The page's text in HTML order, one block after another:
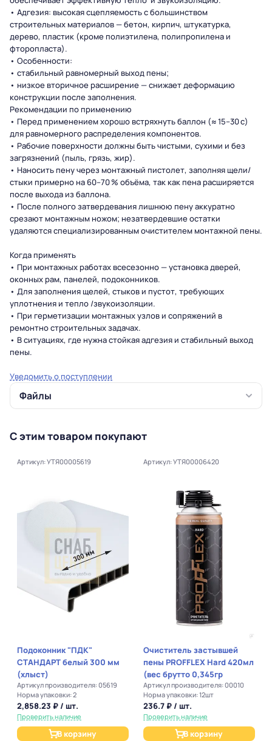
• Адгезия: высокая сцепляемость с большинством
строительных материалов — бетон, кирпич, штукатурка,
дерево, пластик (кроме полиэтилена, полипропилена и
фторопласта).
• Особенности:
• стабильный равномерный выход пены;
• низкое вторичное расширение — снижает деформацию
конструкции после заполнения.
Рекомендации по применению
• Перед применением хорошо встряхнуть баллон (≈ 15–30 с)
для равномерного распределения компонентов.
• Рабочие поверхности должны быть чистыми, сухими и без
загрязнений (пыль, грязь, жир).
• Наносить пену через монтажный пистолет, заполняя щели/
стыки примерно на 60–70 % объёма, так как пена расширяется
после выхода из баллона.
• После полного затвердевания лишнюю пену аккуратно
срезают монтажным ножом; незатвердевшие остатки
удаляются специализированным очистителем монтажной пены.
Когда применять
• При монтажных работах всесезонно — установка дверей,
оконных рам, панелей, подоконников.
• Для заполнения щелей, стыков и пустот, требующих
уплотнения и тепло /звукоизоляции.
• При герметизации монтажных узлов и сопряжений в
ремонтно строительных задачах.
• В ситуациях, где нужна стойкая адгезия и стабильный выход
пены.
Уведомить о поступлении
Файлы
С этим товаром покупают
Артикул: УТЯ00005619
Подоконник "ПДК"
СТАНДАРТ белый 300 мм
(хлыст)
Артикул производителя: 05619
Норма упаковки: 2
2,858.23 ₽ / шт.
Проверить наличие
В корзину
Артикул: УТЯ00006420
Очиститель застывшей
пены PROFFLEX Hard 420мл
(вес брутто 0,345гр
Артикул производителя: 00010
Норма упаковки: 12шт
236.7 ₽ / шт.
Проверить наличие
В корзину